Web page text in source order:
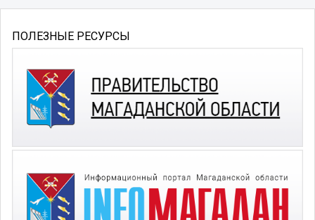
ПОЛЕЗНЫЕ РЕСУРСЫ